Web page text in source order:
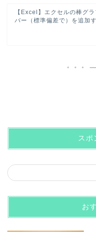
【Excel】エクセルの棒グ
バー（標準偏差で）を追加
スポ
お